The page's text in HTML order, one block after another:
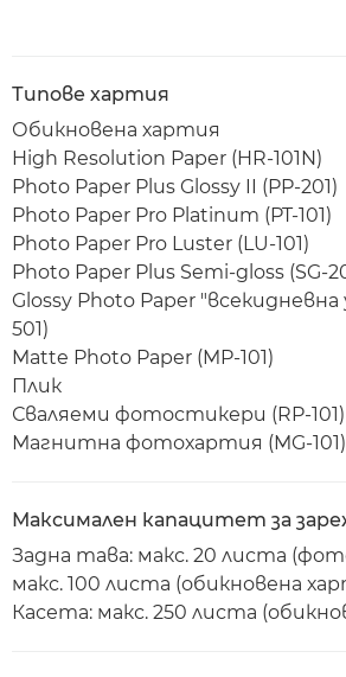
Типове хартия
Обикновена хартия
High Resolution Paper (HR-101N)
Photo Paper Plus Glossy II (PP-201)
Photo Paper Pro Platinum (PT-101)
Photo Paper Pro Luster (LU-101)
Photo Paper Plus Semi-gloss (SG-
Glossy Photo Paper
501)
Matte Photo Paper (MP-101)
Плик
Сваляеми фотостикери (RP-101)
Магнитна фотохартия (MG-101)
Максимален капацитет за
Задна тава: макс. 20 листа
макс. 100 листа (обикновена
Касета: макс. 250 листа